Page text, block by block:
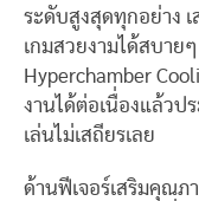
ระดับสูงสุดทุกอย่าง
เกมสวยงามได้สบาย
Hyperchamber
งานได้ต่อเนื่องแล้วป
เล่นไม่เสถียรเลย
ด้านฟีเจอร์เสริมคุณภ